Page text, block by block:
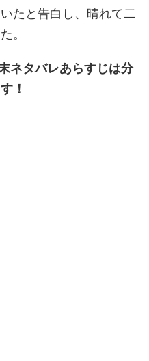
たと告白し、晴れて二
。
ネタバレあらすじは分
！